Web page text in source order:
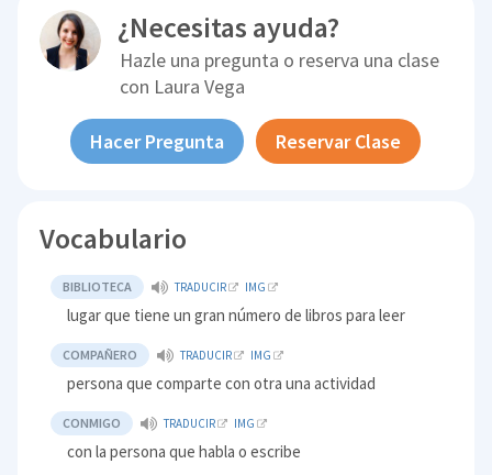
¿Necesitas ayuda?
Hazle una pregunta o reserva una clase
con Laura Vega
Hacer Pregunta Reservar Clase
Vocabulario
BIBLIOTECA TRADUCIR IMG
lugar que tiene un gran número de libros para leer
COMPAÑERO TRADUCIR IMG
persona que comparte con otra una actividad
CONMIGO TRADUCIR IMG
con la persona que habla o escribe